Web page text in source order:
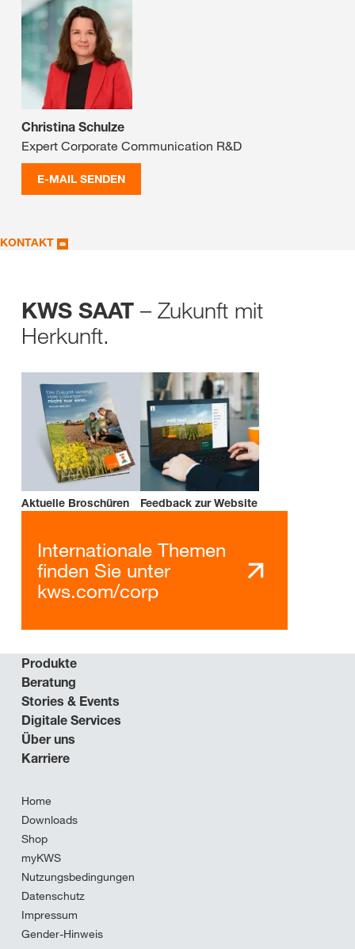
Christina Schulze
Expert Corporate Communication R&D
E-MAIL SENDEN
KONTAKT
KWS SAAT – Zukunft mit
Herkunft.
Aktuelle Broschüren Feedback zur Website
Internationale Themen
finden Sie unter
kws.com/corp
Produkte
Beratung
Stories & Events
Digitale Services
Über uns
Karriere
Home
Downloads
Shop
myKWS
Nutzungsbedingungen
Datenschutz
Impressum
Gender-Hinweis